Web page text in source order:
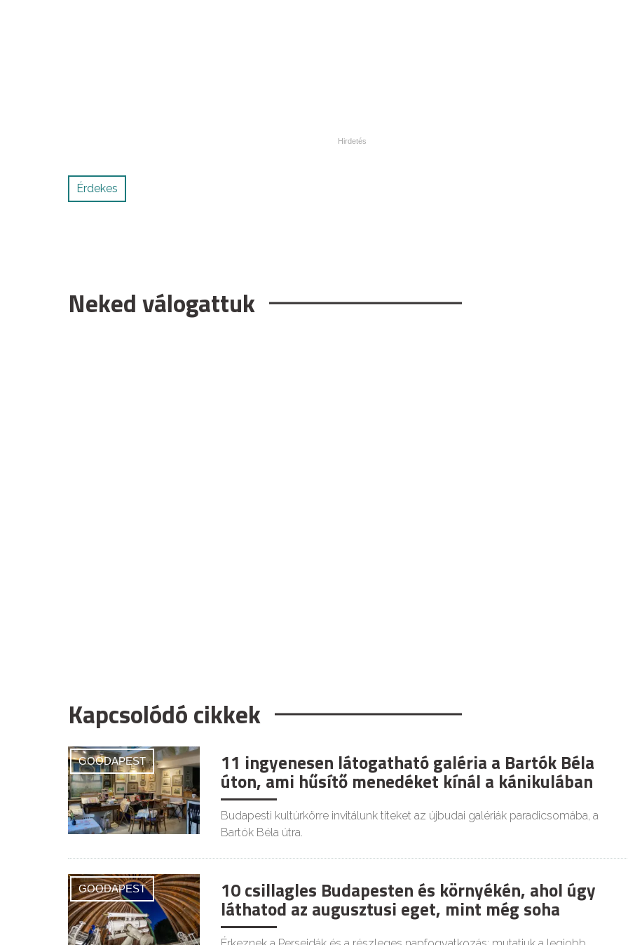
Érdekes
Neked válogattuk
Kapcsolódó cikkek
GOODAPEST 11 ingyenesen látogatható galéria a Bartók Béla
úton, ami hűsítő menedéket kínál a kánikulában
Budapesti kultúrkörre invitálunk titeket az újbudai galériák paradicsomába, a
Bartók Béla útra.
GOODAPEST 10 csillagles Budapesten és környékén, ahol úgy
láthatod az augusztusi eget, mint még soha